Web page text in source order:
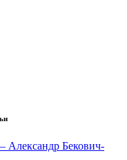
Бекович-